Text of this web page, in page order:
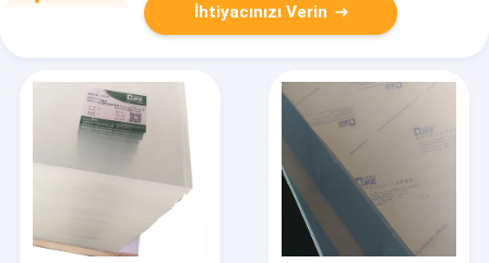
İhtiyacınızı Verin